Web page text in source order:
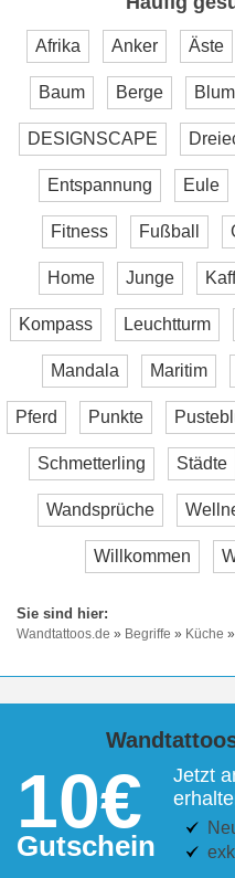
Afrika Anker Äste
Baum Berge
DESIGNSCAPE
Entspannung Eule
Fitness Fußball
Home Junge
Kompass Leuchtturm
Mandala Maritim
Pferd Punkte
Schmetterling Städte
Wandsprüche
Willkommen
Wandtattoos.de » Begriffe » Küche »
10€
Gutschein
Jetzt